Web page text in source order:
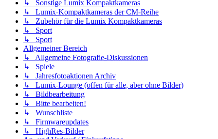
↳ Sonstige Lumix Kompaktkameras
↳ Lumix-Kompaktkameras der CM-Reihe
↳ Zubehör für die Lumix Kompaktkameras
↳ Sport
↳ Sport
Allgemeiner Bereich
↳ Allgemeine Fotografie-Diskussionen
↳ Spiele
↳ Jahresfotoaktionen Archiv
↳ Lumix-Lounge (offen für alle, aber ohne Bilder)
↳ Bildbearbeitung
↳ Bitte bearbeiten!
↳ Wunschliste
↳ Firmwareupdates
↳ HighRes-Bilder